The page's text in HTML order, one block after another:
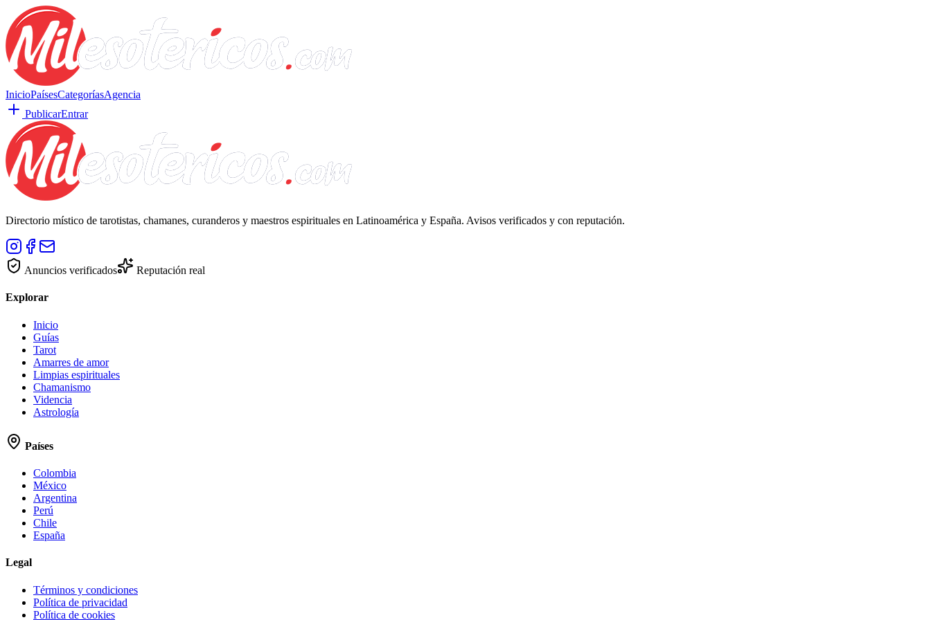
InicioPaísesCategoríasAgencia
PublicarEntrar
Directorio místico de tarotistas, chamanes, curanderos y maestros espirituales en Latinoamérica y España. Avisos verificados y con reputación.
Anuncios verificados Reputación real
Explorar
Inicio
Guías
Tarot
Amarres de amor
Limpias espirituales
Chamanismo
Videncia
Astrología
Países
Colombia
México
Argentina
Perú
Chile
España
Legal
Términos y condiciones
Política de privacidad
Política de cookies